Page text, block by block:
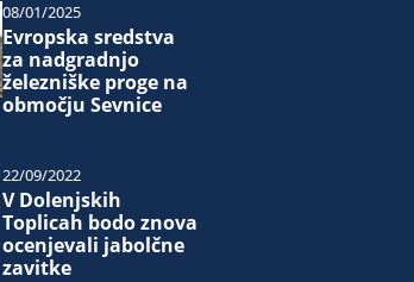
Evropska sredstva
za nadgradnjo
železniške proge na
območju Sevnice
08/01/2025
V Dolenjskih
Toplicah bodo znova
ocenjevali jabolčne
zavitke
22/09/2022